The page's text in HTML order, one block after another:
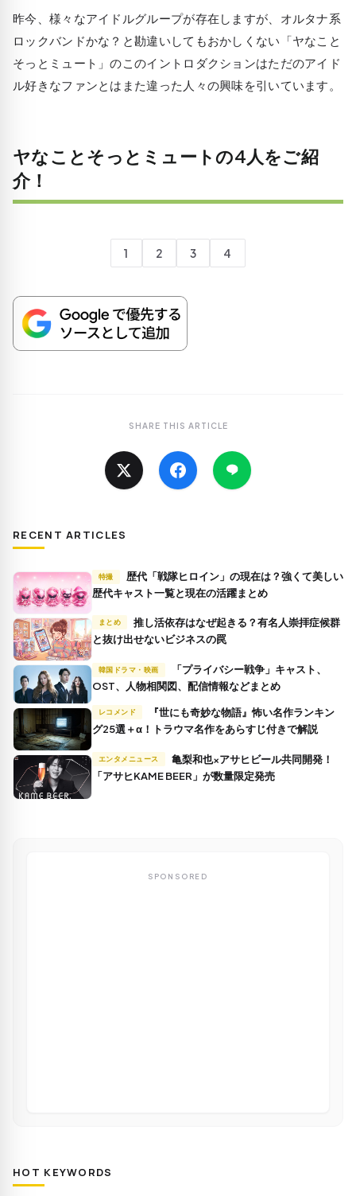
昨今、様々なアイドルグループが存在しますが、オルタナ系
ロックバンドかな？と勘違いしてもおかしくない「ヤなこと
そっとミュート」のこのイントロダクションはただのアイド
ル好きなファンとはまた違った人々の興味を引いています。
ヤなことそっとミュートの4人をご紹
介！
1 2 3 4
SHARE THIS ARTICLE
RECENT ARTICLES
特撮
歴代キャスト一覧と現在の活躍まとめ
まとめ
推し活依存はなぜ起きる？有名人崇拝症候群
と抜け出せないビジネスの罠
韓国ドラマ・映画
OST、人物相関図、配信情報などまとめ
レコメンド
グ25選＋α！トラウマ名作をあらすじ付きで解説
エンタメニュース
「アサヒKAME BEER」が数量限定発売
SPONSORED
HOT KEYWORDS